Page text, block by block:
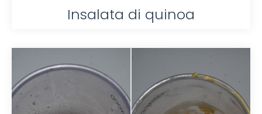
Insalata di quinoa